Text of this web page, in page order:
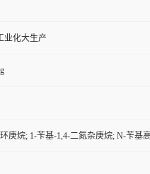
业化大生产
庚烷; 1-苄基-1,4-二氮杂庚烷; N-苄基